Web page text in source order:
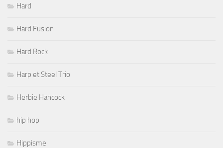
Hard
Hard Fusion
Hard Rock
Harp et Steel Trio
Herbie Hancock
hip hop
Hippisme